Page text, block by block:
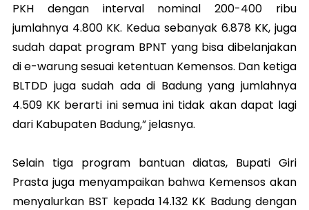
PKH dengan interval nominal 200-400 ribu
jumlahnya 4.800 KK. Kedua sebanyak 6.878 KK, juga
sudah dapat program BPNT yang bisa dibelanjakan
di e-warung sesuai ketentuan Kemensos. Dan ketiga
BLTDD juga sudah ada di Badung yang jumlahnya
4.509 KK berarti ini semua ini tidak akan dapat lagi
dari Kabupaten Badung,” jelasnya.
Selain tiga program bantuan diatas, Bupati Giri
Prasta juga menyampaikan bahwa Kemensos akan
menyalurkan BST kepada 14.132 KK Badung dengan